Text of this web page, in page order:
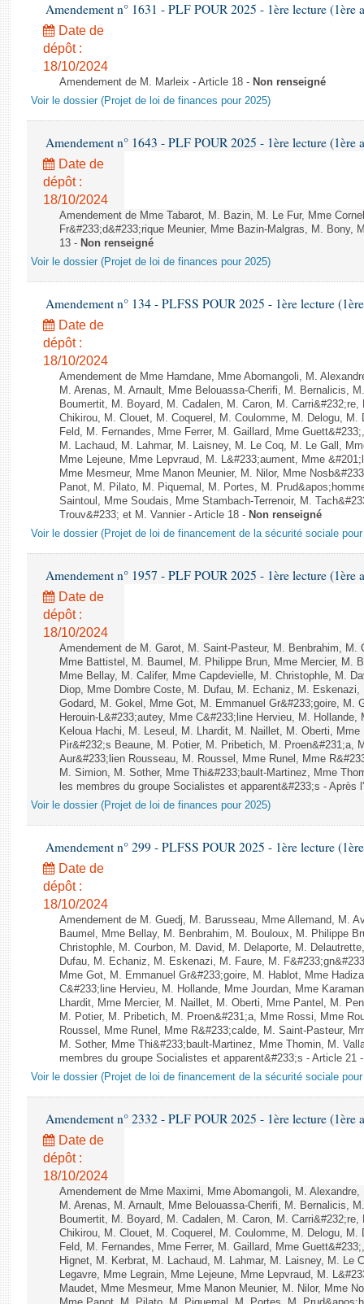
Comptes rendus des débats
Amendement n° 1631 - PLF POUR 2025 - 1ère lecture (1ère
Date de
dépôt :
18/10/2024
Amendement de M. Marleix - Article 18 - Non renseigné
Voir le dossier (Projet de loi de finances pour 2025)
Amendement n° 1643 - PLF POUR 2025 - 1ère lecture (1ère
Date de
dépôt :
18/10/2024
Amendement de Mme Tabarot, M. Bazin, M. Le Fur, Mme
Fr&#233;d&#233;rique Meunier, Mme Bazin-Malgras, M. Bony,
13 - Non renseigné
Voir le dossier (Projet de loi de finances pour 2025)
Amendement n° 134 - PLFSS POUR 2025 - 1ère lecture
Date de
dépôt :
18/10/2024
Amendement de Mme Hamdane, Mme Abomangoli, M.
M. Arenas, M. Arnault, Mme Belouassa-Cherifi, M. Bernalicis,
Boumertit, M. Boyard, M. Cadalen, M. Caron, M.
Chikirou, M. Clouet, M. Coquerel, M. Coulomme, M. Delogu, M.
Feld, M. Fernandes, Mme Ferrer, M. Gaillard, Mme
M. Lachaud, M. Lahmar, M. Laisney, M. Le Coq, M. Le Gall,
Mme Lejeune, Mme Lepvraud, M. L&#233;aument, Mme
Mme Mesmeur, Mme Manon Meunier, M. Nilor, Mme
Panot, M. Pilato, M. Piquemal, M. Portes, M.
Saintoul, Mme Soudais, Mme Stambach-Terrenoir, M.
Trouv&#233; et M. Vannier - Article 18 - Non renseigné
Voir le dossier (Projet de loi de financement de la sécurité sociale pour
Amendement n° 1957 - PLF POUR 2025 - 1ère lecture (1ère
Date de
dépôt :
18/10/2024
Amendement de M. Garot, M. Saint-Pasteur, M. Benbrahim, M.
Mme Battistel, M. Baumel, M. Philippe Brun, Mme Mercier, M.
Mme Bellay, M. Califer, Mme Capdevielle, M. Christophle, M.
Diop, Mme Dombre Coste, M. Dufau, M. Echaniz, M.
Godard, M. Gokel, Mme Got, M. Emmanuel Gr&#233;goire, M.
Herouin-L&#233;autey, Mme C&#233;line Hervieu, M.
Keloua Hachi, M. Leseul, M. Lhardit, M. Naillet, M. Oberti,
Pir&#232;s Beaune, M. Potier, M. Pribetich, M. Proen&#231;a,
Aur&#233;lien Rousseau, M. Roussel, Mme Runel, Mme
M. Simion, M. Sother, Mme Thi&#233;bault-Martinez, Mme
les membres du groupe Socialistes et apparent&#233;s - Après
Voir le dossier (Projet de loi de finances pour 2025)
Amendement n° 299 - PLFSS POUR 2025 - 1ère lecture
Date de
dépôt :
18/10/2024
Amendement de M. Guedj, M. Barusseau, Mme Allemand, M.
Baumel, Mme Bellay, M. Benbrahim, M. Bouloux, M. Philippe
Christophle, M. Courbon, M. David, M. Delaporte, M.
Dufau, M. Echaniz, M. Eskenazi, M. Faure, M.
Mme Got, M. Emmanuel Gr&#233;goire, M. Hablot, Mme
C&#233;line Hervieu, M. Hollande, Mme Jourdan, Mme
Lhardit, Mme Mercier, M. Naillet, M. Oberti, Mme Pantel, M.
M. Potier, M. Pribetich, M. Proen&#231;a, Mme Rossi, Mme
Roussel, Mme Runel, Mme R&#233;calde, M. Saint-Pasteur,
M. Sother, Mme Thi&#233;bault-Martinez, Mme Thomin, M.
membres du groupe Socialistes et apparent&#233;s - Article 21
Voir le dossier (Projet de loi de financement de la sécurité sociale pour
Amendement n° 2332 - PLF POUR 2025 - 1ère lecture (1ère
Date de
dépôt :
18/10/2024
Amendement de Mme Maximi, Mme Abomangoli, M.
M. Arenas, M. Arnault, Mme Belouassa-Cherifi, M. Bernalicis,
Boumertit, M. Boyard, M. Cadalen, M. Caron, M.
Chikirou, M. Clouet, M. Coquerel, M. Coulomme, M. Delogu, M.
Feld, M. Fernandes, Mme Ferrer, M. Gaillard, Mme
Hignet, M. Kerbrat, M. Lachaud, M. Lahmar, M. Laisney, M. Le
Legavre, Mme Legrain, Mme Lejeune, Mme Lepvraud, M.
Maudet, Mme Mesmeur, Mme Manon Meunier, M. Nilor, Mme